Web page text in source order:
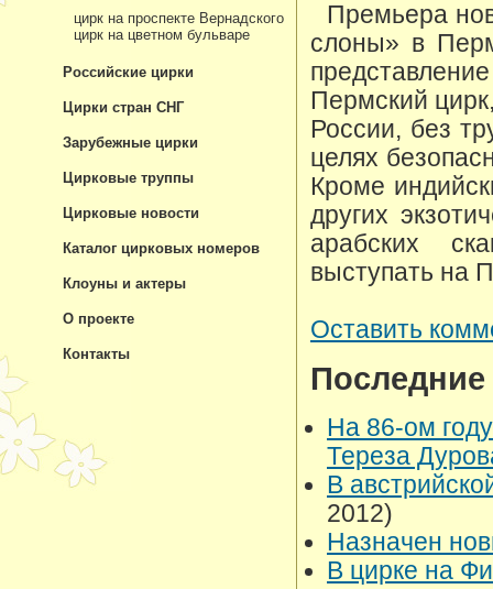
Премьера
слоны» в
Пермский
России, без
целях
Кроме
других
арабских
выступать на
Оставить
На 86-ом
Тереза
В
2012)
Назначен
В цирке на
цирк на проспекте Вернадского
цирк на цветном бульваре
Российские цирки
Цирки стран СНГ
Зарубежные цирки
Цирковые труппы
Цирковые новости
Каталог цирковых номеров
Клоуны и актеры
О проекте
Контакты